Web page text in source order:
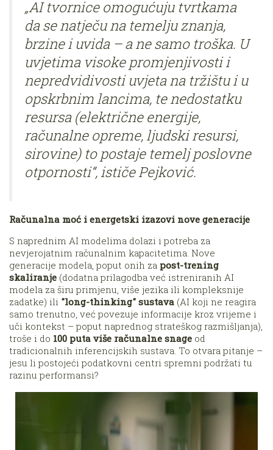
„AI tvornice omogućuju tvrtkama
da se natječu na temelju znanja,
brzine i uvida – a ne samo troška. U
uvjetima visoke promjenjivosti i
nepredvidivosti uvjeta na tržištu i u
opskrbnim lancima, te nedostatku
resursa (električne energije,
računalne opreme, ljudski resursi,
sirovine) to postaje temelj poslovne
otpornosti“, ističe Pejković.
Računalna moć i energetski izazovi nove generacije
S naprednim AI modelima dolazi i potreba za
nevjerojatnim računalnim kapacitetima. Nove
generacije modela, poput onih za post-trening
skaliranje (dodatna prilagodba već istreniranih AI
modela za širu primjenu, više jezika ili kompleksnije
zadatke) ili "long-thinking" sustava (AI koji ne reagira
samo trenutno, već povezuje informacije kroz vrijeme i
uči kontekst – poput naprednog strateškog razmišljanja),
troše i do 100 puta više računalne snage od
tradicionalnih inferencijskih sustava. To otvara pitanje –
jesu li postojeći podatkovni centri spremni podržati tu
razinu performansi?